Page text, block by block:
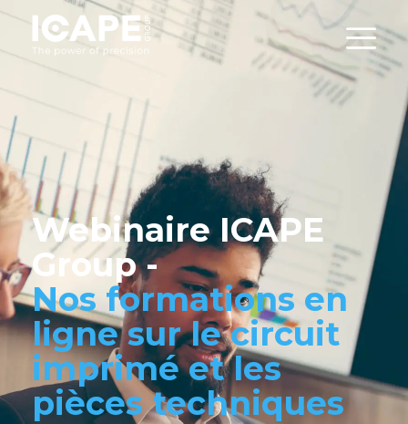
Webinaire ICAPE
Group -
Nos formations en
ligne sur le circuit
imprimé et les
pièces techniques